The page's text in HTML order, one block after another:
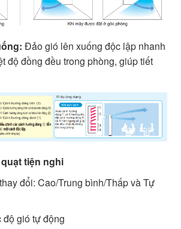
Đảo gió lên xuống độc lập nhanh
độ đồng đều trong phòng, giúp tiết
tiện nghi
đổi: Cao/Trung bình/Thấp và Tự
gió tự động